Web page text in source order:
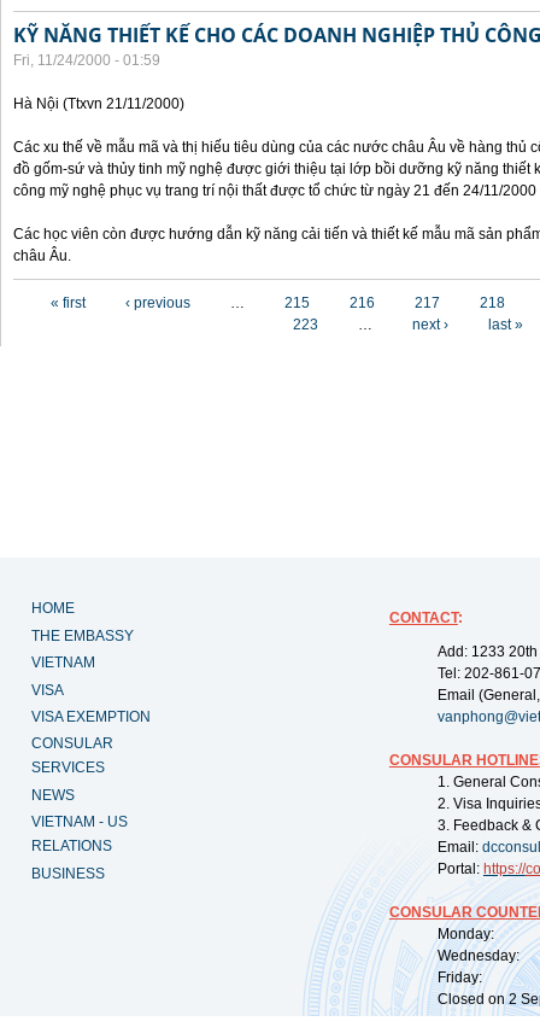
KỸ NĂNG THIẾT KẾ CHO CÁC DOANH NGHIỆP THỦ
Fri, 11/24/2000 - 01:59
Hà Nội (Ttxvn 21/11/2000)
Các xu thế về mẫu mã và thị hiếu tiêu dùng của các nước châu Âu về hàng thủ
đồ gốm-sứ và thủy tinh mỹ nghệ được giới thiệu tại lớp bồi dưỡng kỹ năng thiết
công mỹ nghệ phục vụ trang trí nội thất được tổ chức từ ngày 21 đến 24/11/2000
Các học viên còn được hướng dẫn kỹ năng cải tiến và thiết kế mẫu mã sản
châu Âu.
« first ‹ previous … 215 216 217
218
223
… next › last »
HOME
THE EMBASSY
VIETNAM
VISA
VISA EXEMPTION
CONSULAR
SERVICES
NEWS
VIETNAM - US
RELATIONS
BUSINESS
CONTACT:
Add: 1233
Tel: 202-861-
Email
CONSULAR
1. General
2. Visa
3. Feedback &
Email:
Portal: https://
CONSULAR
Monday:
Wednesday:
Friday:
Closed on 2